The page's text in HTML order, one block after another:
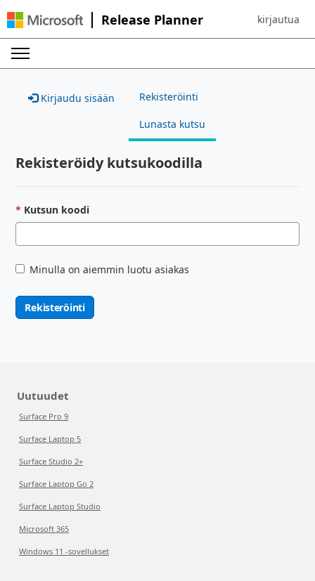
Release Planner Sign in to
kirjautua
Kirjaudu sisään Rekisteröinti
Lunasta kutsu
Rekisteröidy kutsukoodilla
Kutsun koodi
Minulla on aiemmin luotu asiakas
Rekisteröinti
Uutuudet
Surface Pro 9
Surface Laptop 5
Surface Studio 2+
Surface Laptop Go 2
Surface Laptop Studio
Microsoft 365
Windows 11 -sovellukset